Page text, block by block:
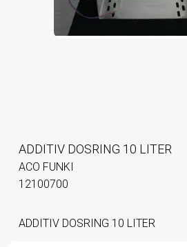
ADDITIV DOSRING 10 LITER
ACO FUNKI
12100700
ADDITIV DOSRING 10 LITER